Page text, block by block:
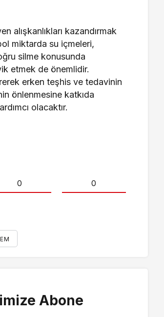
alışkanlıkları kazandırmak
miktarda su içmeleri,
silme konusunda
etmek de önemlidir.
erken teşhis ve tedavinin
önlenmesine katkıda
olacaktır.
0 0
Abone